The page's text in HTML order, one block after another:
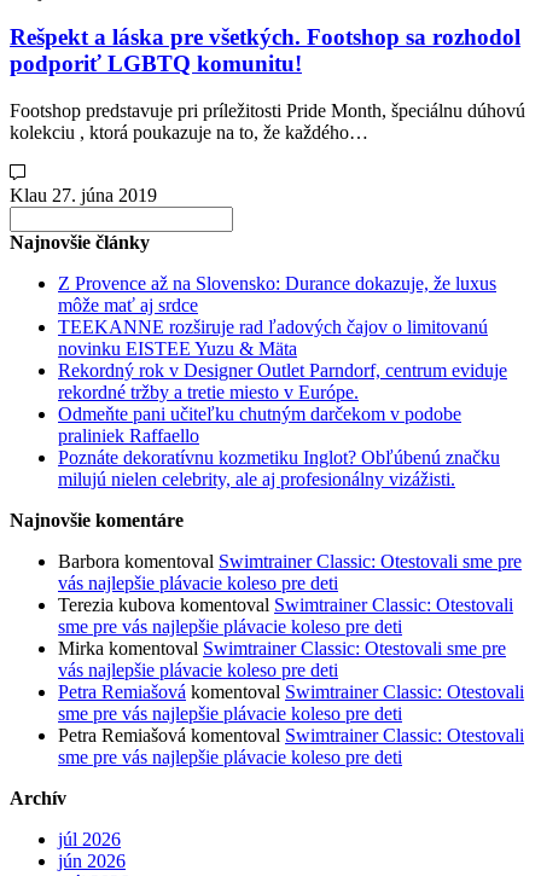
Rešpekt a láska pre všetkých. Footshop sa rozhodol
podporiť LGBTQ komunitu!
Footshop predstavuje pri príležitosti Pride Month, špeciálnu dúhovú
kolekciu , ktorá poukazuje na to, že každého…
Klau 27. júna 2019
for:
Najnovšie články
Z Provence až na Slovensko: Durance dokazuje, že luxus
môže mať aj srdce
TEEKANNE rozširuje rad ľadových čajov o limitovanú
novinku EISTEE Yuzu & Mäta
Rekordný rok v Designer Outlet Parndorf, centrum eviduje
rekordné tržby a tretie miesto v Európe.
Odmeňte pani učiteľku chutným darčekom v podobe
praliniek Raffaello
Poznáte dekoratívnu kozmetiku Inglot? Obľúbenú značku
milujú nielen celebrity, ale aj profesionálny vizážisti.
Najnovšie komentáre
Barbora komentoval Swimtrainer Classic: Otestovali sme pre
vás najlepšie plávacie koleso pre deti
Terezia kubova komentoval Swimtrainer Classic: Otestovali
sme pre vás najlepšie plávacie koleso pre deti
Mirka komentoval Swimtrainer Classic: Otestovali sme pre
vás najlepšie plávacie koleso pre deti
Petra Remiašová komentoval Swimtrainer Classic: Otestovali
sme pre vás najlepšie plávacie koleso pre deti
Petra Remiašová komentoval Swimtrainer Classic: Otestovali
sme pre vás najlepšie plávacie koleso pre deti
Archív
júl 2026
jún 2026